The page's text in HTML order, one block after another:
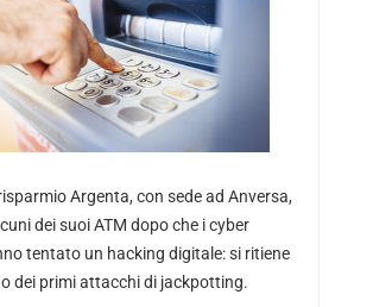
Argenta, con sede ad Anversa,
dei suoi ATM dopo che i cyber
tentato un hacking digitale: si ritiene
dei primi attacchi di jackpotting.